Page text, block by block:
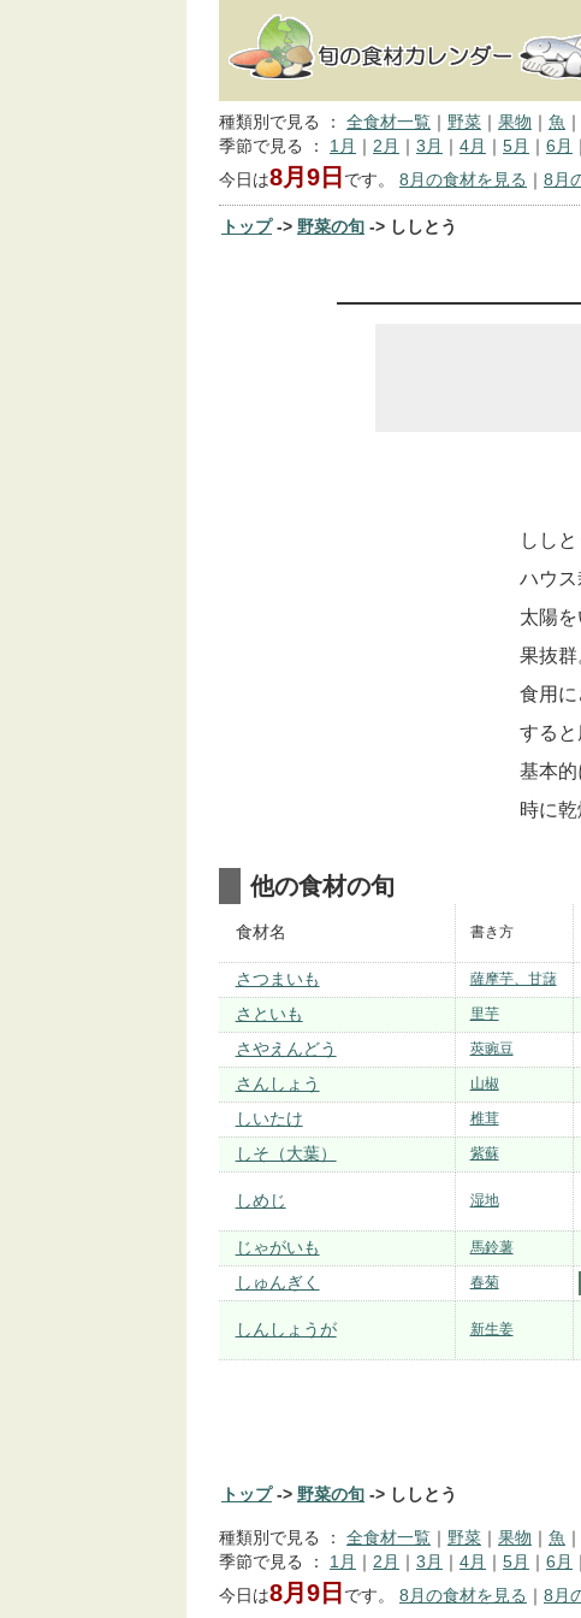
種類別で見る ： 全食材一覧 野菜 果物 魚
季節で見る ： 1月 2月 3月 4月 5月 6月
今日は8月9日 です。 8月の食材を見る 8月
トップ-> 野菜の旬 -> ししとう
しし
ハウ
太陽
果抜群
食用
すると
基本
時に
他の食材の旬
食材名 書き方
さつまいも 薩摩芋、甘藷
さといも
里芋
さやえんどう
莢豌豆
さんしょう
山椒
しいたけ
椎茸
しそ（大葉）
紫蘇
しめじ 湿地
じゃがいも
馬鈴薯
しゅんぎく
春菊
しんしょうが 新生姜
トップ-> 野菜の旬 -> ししとう
種類別で見る ： 全食材一覧 野菜 果物 魚
季節で見る ： 1月 2月 3月 4月 5月 6月
今日は8月9日 です。 8月の食材を見る 8月